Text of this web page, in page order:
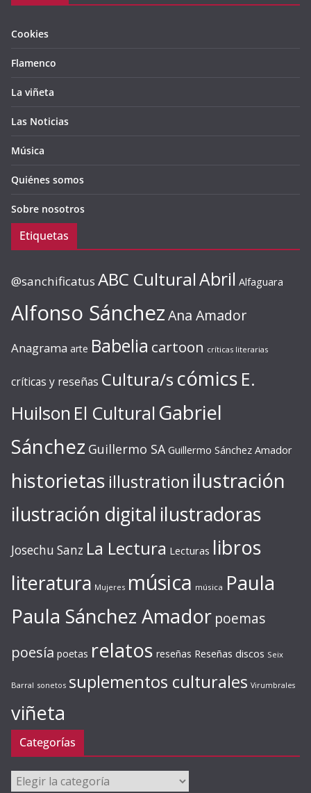
Cookies
Flamenco
La viñeta
Las Noticias
Música
Quiénes somos
Sobre nosotros
Etiquetas
@sanchificatus ABC CulturalAbril Alfaguara
Alfonso SánchezAna Amador
Anagrama arte Babelia cartoon críticas literarias
críticas y reseñas Cultura/s cómics E.
Huilson El Cultural Gabriel
Sánchez Guillermo SA Guillermo Sánchez Amador
historietas illustration ilustración
ilustración digital ilustradoras
Josechu Sanz La Lectura Lecturas libros
literatura Mujeres música música Paula
Paula Sánchez Amador poemas
poesía poetas relatos reseñas Reseñas discos Seix
Barral sonetos suplementos culturales Virumbrales
viñeta
Categorías
Categorías